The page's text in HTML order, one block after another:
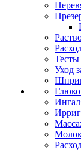
Тесты
Уход